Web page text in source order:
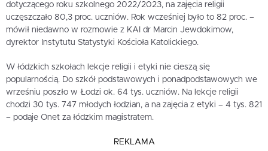
dotyczącego roku szkolnego 2022/2023, na zajęcia religii
uczęszczało 80,3 proc. uczniów. Rok wcześniej było to 82 proc. –
mówił niedawno w rozmowie z KAI dr Marcin Jewdokimow,
dyrektor Instytutu Statystyki Kościoła Katolickiego.
W łódzkich szkołach lekcje religii i etyki nie cieszą się
popularnością. Do szkół podstawowych i ponadpodstawowych we
wrześniu poszło w Łodzi ok. 64 tys. uczniów. Na lekcje religii
chodzi 30 tys. 747 młodych łodzian, a na zajęcia z etyki – 4 tys. 821
– podaje Onet za łódzkim magistratem.
REKLAMA